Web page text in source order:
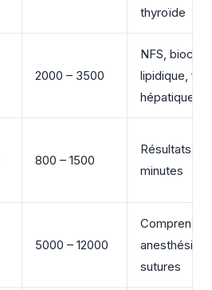
thyroïde
2000 – 3500
NFS,
lipidique,
hépatique/
800 – 1500
Résultats en
minutes
5000 – 12000
Comprend
anesthésie,
sutures